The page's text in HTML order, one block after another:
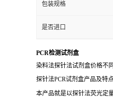
包装规格
是否进口
PCR检测试剂盒
染料法探针法试剂盒价格不
探针法PCR试剂盒产品及特点
本产品就是以探针法荧光定